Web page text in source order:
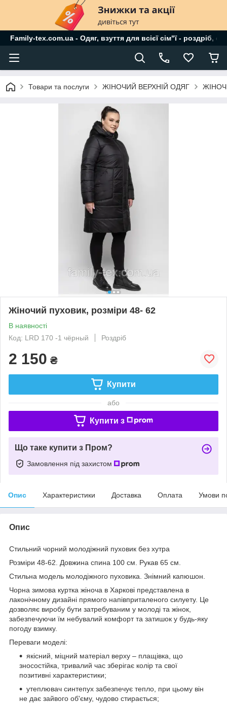
Family-tex.com.ua - Одяг, взуття для всієї сім"ї - роздріб,
Товари та послуги ЖІНОЧИЙ ВЕРХНІЙ ОДЯГ
Жіночий пуховик, розміри 48- 62
В наявності
Код: LRD 170 -1 чёрный
Роздріб
2 150 ₴
Купити
або
Купити з
Що таке купити з Пром?
Замовлення під захистом
Опис Характеристики Доставка Оплата Умови
Опис
Стильний чорний молодіжний пуховик без хутра
Розміри 48-62. Довжина спина 100 см. Рукав 65 см.
Стильна модель молодіжного пуховика. Знімний капюшон.
Чорна зимова куртка жіноча в Харкові представлена в
лаконічному дизайні прямого напівприталеного силуету. Це
дозволяє виробу бути затребуваним у молоді та жінок,
забезпечуючи їм небувалий комфорт та затишок у будь-яку
погоду взимку.
Переваги моделі:
якісний, міцний матеріал верху – плащівка, що
зносостійка, тривалий час зберігає колір та свої
позитивні характеристики;
утеплювач синтепух забезпечує тепло, при цьому він
не дає зайвого об'єму, чудово стирається;